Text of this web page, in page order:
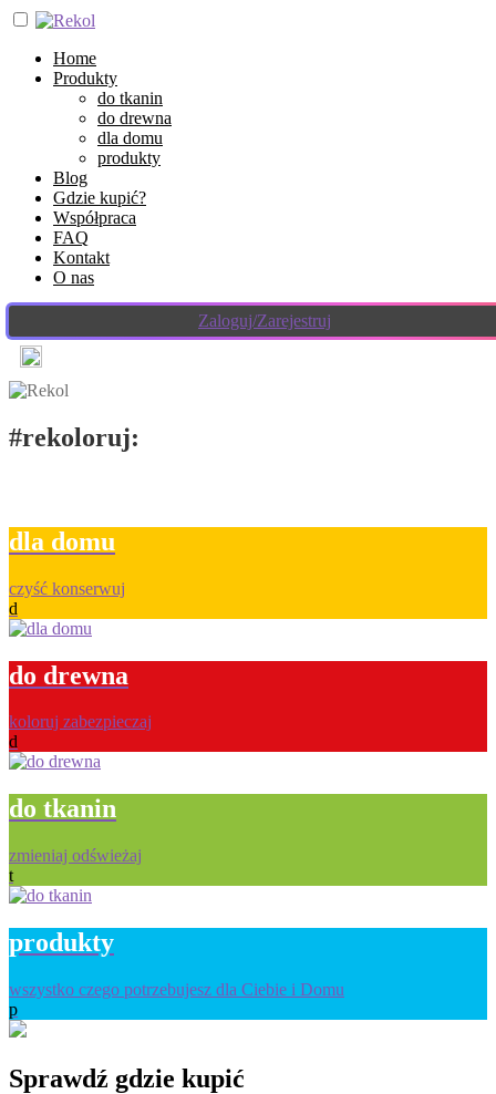
Home
Produkty
do tkanin
do drewna
dla domu
produkty
Blog
Gdzie kupić?
Współpraca
FAQ
Kontakt
O nas
Zaloguj/Zarejestruj
#rekoloruj:
dla domu
czyść konserwuj
d
do drewna
koloruj zabezpieczaj
d
do tkanin
zmieniaj odświeżaj
t
produkty
wszystko czego potrzebujesz dla Ciebie i Domu
p
Sprawdź gdzie kupić